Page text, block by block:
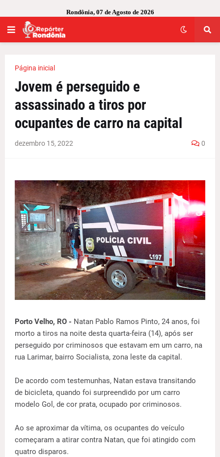
Rondônia, 07 de Agosto de 2026
Página inicial
Jovem é perseguido e
assassinado a tiros por
ocupantes de carro na capital
dezembro 15, 2022 0
Porto Velho, RO - Natan Pablo Ramos Pinto, 24 anos, foi
morto a tiros na noite desta quarta-feira (14), após ser
perseguido por criminosos que estavam em um carro, na
rua Larimar, bairro Socialista, zona leste da capital.
De acordo com testemunhas, Natan estava transitando
de bicicleta, quando foi surpreendido por um carro
modelo Gol, de cor prata, ocupado por criminosos.
Ao se aproximar da vítima, os ocupantes do veículo
começaram a atirar contra Natan, que foi atingido com
quatro disparos.